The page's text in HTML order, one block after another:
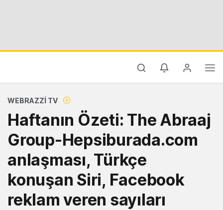
WEBRAZZI TV
Haftanın Özeti: The Abraaj
Group-Hepsiburada.com
anlaşması, Türkçe
konuşan Siri, Facebook
reklam veren sayıları